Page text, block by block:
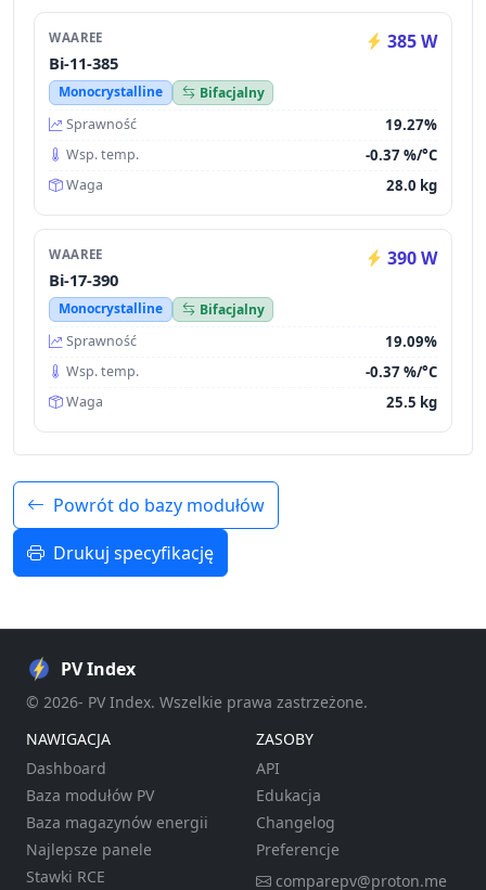
WAAREE 385 W
Bi-11-385
Monocrystalline
Bifacjalny
Sprawność
19.27%
Wsp. temp. -0.37 %/°C
Waga 28.0 kg
WAAREE 390 W
Bi-17-390
Monocrystalline
Bifacjalny
Sprawność
19.09%
Wsp. temp. -0.37 %/°C
Waga 25.5 kg
Powrót do bazy modułów
Drukuj specyfikację
PV Index
© 2026- PV Index. Wszelkie prawa zastrzeżone.
NAWIGACJA
Dashboard
Baza modułów PV
Baza magazynów energii
Najlepsze panele
Stawki RCE
ZASOBY
API
Edukacja
Changelog
Preferencje
comparepv@proton.me